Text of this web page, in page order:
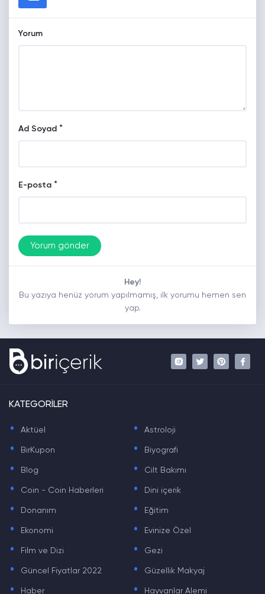
Yorum
Ad Soyad *
E-posta *
Hey!
Bu yazıya henüz yorum yapılmamış, ilk yorumu hemen sen
yap.
KATEGORİLER
. Aktüel . Astroloji
. BirKupon . Biyografi
. Blog . Cilt Bakımı
. Coin - Coin Haberleri . Dini içerik
. Donanım . Eğitim
. Ekonomi . Evinize Özel
. Film ve Dizi . Gezi
. Güncel Fiyatlar 2022 . Güzellik Makyaj
. Haber . Hayvanlar Alemi